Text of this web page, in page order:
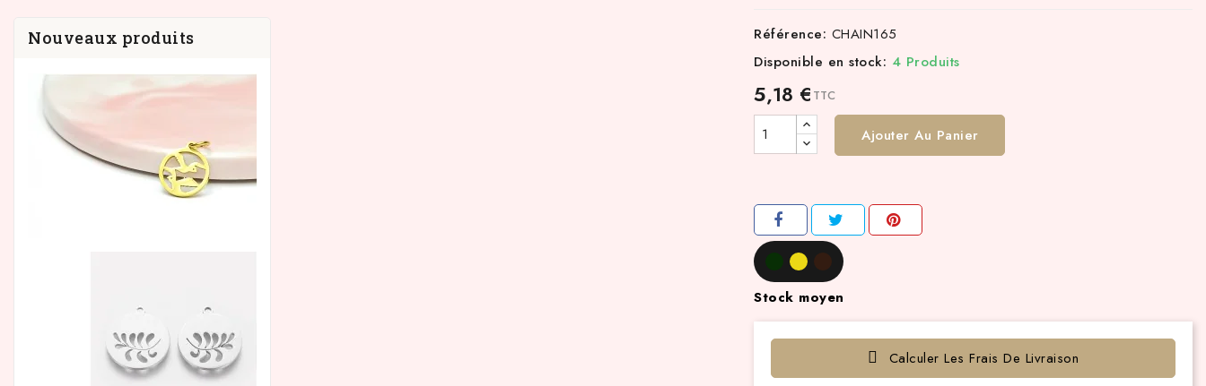
Nouveaux produits Référence: CHAIN165
Disponible en stock: 4 Produits
5,18 € TTC
Ajouter Au Panier
Stock moyen
Calculer Les Frais De Livraison